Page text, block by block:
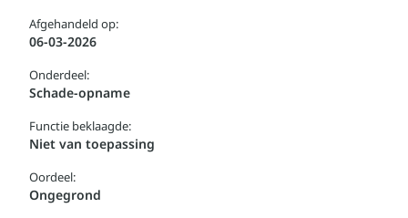
Afgehandeld op:
06-03-2026
Onderdeel:
Schade-opname
Functie beklaagde:
Niet van toepassing
Oordeel:
Ongegrond